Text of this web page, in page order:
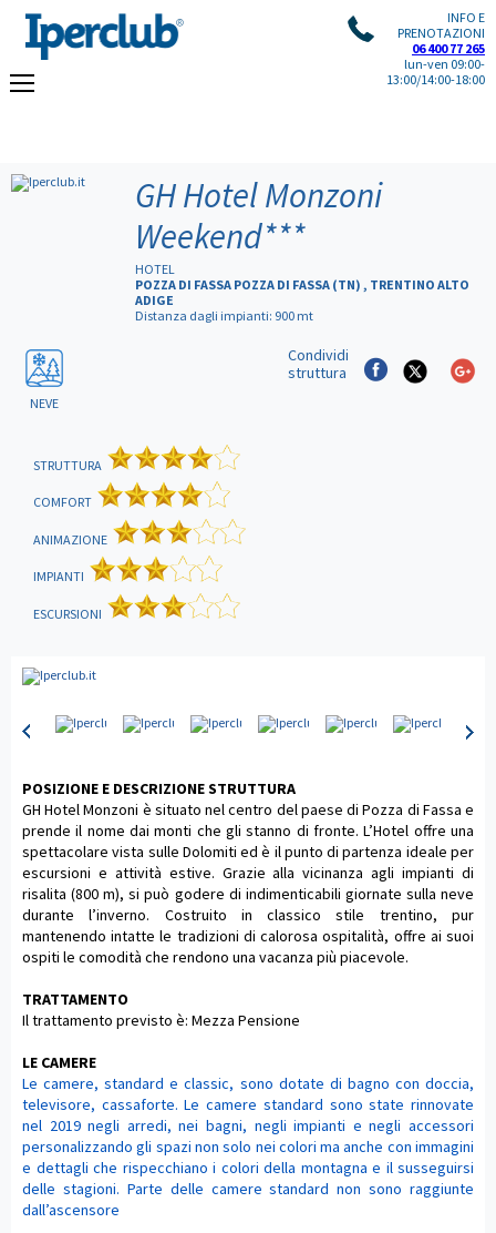
INFO E
PRENOTAZIONI
06 400 77 265
lun-ven 09:00-
13:00/14:00-18:00
GH Hotel Monzoni
Weekend***
HOTEL
POZZA DI FASSA POZZA DI FASSA (TN) , TRENTINO ALTO
ADIGE
Distanza dagli impianti: 900 mt
NEVE
Condividi
struttura
STRUTTURA
COMFORT
ANIMAZIONE
IMPIANTI
ESCURSIONI
POSIZIONE E DESCRIZIONE STRUTTURA
GH Hotel Monzoni è situato nel centro del paese di Pozza di Fassa e
prende il nome dai monti che gli stanno di fronte. L’Hotel offre una
spettacolare vista sulle Dolomiti ed è il punto di partenza ideale per
escursioni e attività estive. Grazie alla vicinanza agli impianti di
risalita (800 m), si può godere di indimenticabili giornate sulla neve
durante l’inverno. Costruito in classico stile trentino, pur
mantenendo intatte le tradizioni di calorosa ospitalità, offre ai suoi
ospiti le comodità che rendono una vacanza più piacevole.
TRATTAMENTO
Il trattamento previsto è: Mezza Pensione
LE CAMERE
Le camere, standard e classic, sono dotate di bagno con doccia,
televisore, cassaforte. Le camere standard sono state rinnovate
nel 2019 negli arredi, nei bagni, negli impianti e negli accessori
personalizzando gli spazi non solo nei colori ma anche con immagini
e dettagli che rispecchiano i colori della montagna e il susseguirsi
delle stagioni. Parte delle camere standard non sono raggiunte
dall’ascensore